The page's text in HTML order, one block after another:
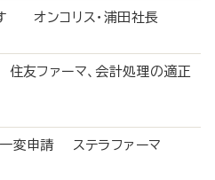
オンコリス・浦田社長
友ファーマ、会計処理の適正
一変申請 ステラファーマ